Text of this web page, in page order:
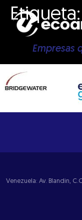
Etiqueta:
Empresas
Venezuela: Av. Blandin,